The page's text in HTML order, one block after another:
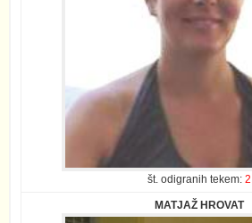
št. odigranih tekem: 2
MATJAŽ HROVAT